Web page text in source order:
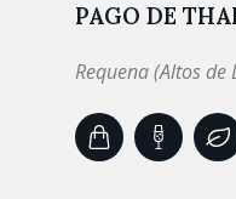
PAGO DE
Requena (Altos de